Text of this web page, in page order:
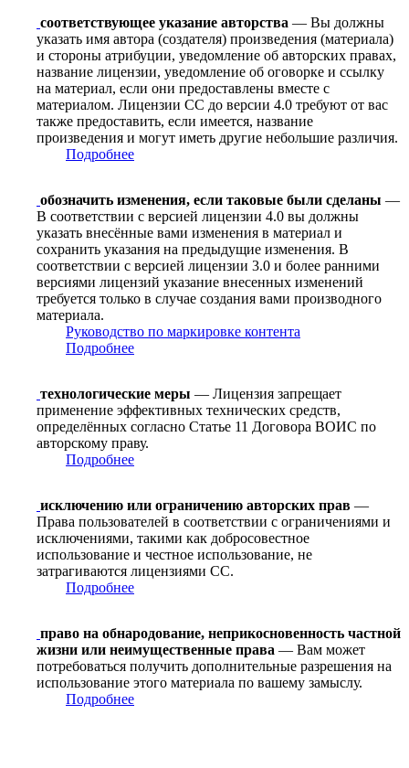
соответствующее указание авторства — Вы должны
указать имя автора (создателя) произведения (материала)
и стороны атрибуции, уведомление об авторских правах,
название лицензии, уведомление об оговорке и ссылку
на материал, если они предоставлены вместе с
материалом. Лицензии CC до версии 4.0 требуют от вас
также предоставить, если имеется, название
произведения и могут иметь другие небольшие различия.
Подробнее
обозначить изменения, если таковые были сделаны —
В соответствии с версией лицензии 4.0 вы должны
указать внесённые вами изменения в материал и
сохранить указания на предыдущие изменения. В
соответствии с версией лицензии 3.0 и более ранними
версиями лицензий указание внесенных изменений
требуется только в случае создания вами производного
материала.
Руководство по маркировке контента
Подробнее
технологические меры — Лицензия запрещает
применение эффективных технических средств,
определённых согласно Статье 11 Договора ВОИС по
авторскому праву.
Подробнее
исключению или ограничению авторских прав —
Права пользователей в соответствии с ограничениями и
исключениями, такими как добросовестное
использование и честное использование, не
затрагиваются лицензиями CC.
Подробнее
право на обнародование, неприкосновенность частной
жизни или неимущественные права — Вам может
потребоваться получить дополнительные разрешения на
использование этого материала по вашему замыслу.
Подробнее